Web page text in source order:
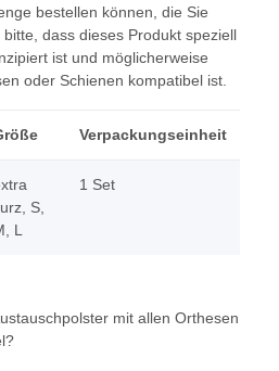
bestellen können, die Sie
dass dieses Produkt speziell
ist und möglicherweise
oder Schienen kompatibel ist.
Verpackungseinheit
S,
L
1 Set
mit allen Orthesen